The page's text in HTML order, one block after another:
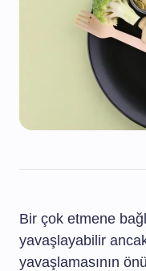
Bir çok etmene
yavaşlayabilir
yavaşlamasının